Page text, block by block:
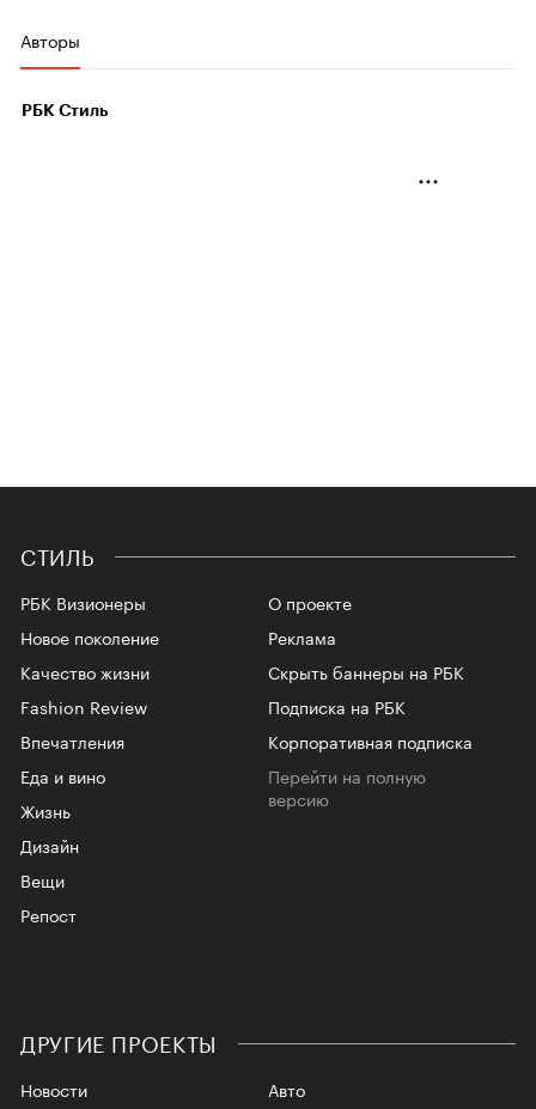
Авторы
РБК Стиль
СТИЛЬ
РБК Визионеры
Новое поколение
Качество жизни
Fashion Review
Впечатления
Еда и вино
Жизнь
Дизайн
Вещи
Репост
О проекте
Реклама
Скрыть баннеры на РБК
Подписка на РБК
Корпоративная подписка
Перейти на полную
версию
ДРУГИЕ ПРОЕКТЫ
Новости
Авто